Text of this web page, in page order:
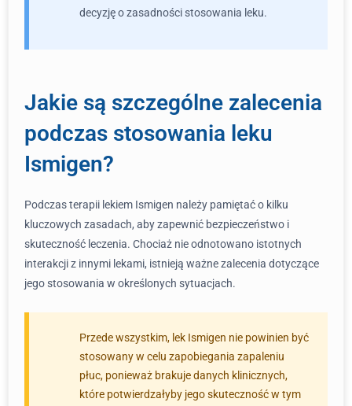
decyzję o zasadności stosowania leku.
Jakie są szczególne zalecenia
podczas stosowania leku
Ismigen?
Podczas terapii lekiem Ismigen należy pamiętać o kilku
kluczowych zasadach, aby zapewnić bezpieczeństwo i
skuteczność leczenia. Chociaż nie odnotowano istotnych
interakcji z innymi lekami, istnieją ważne zalecenia dotyczące
jego stosowania w określonych sytuacjach.
Przede wszystkim, lek Ismigen nie powinien być
stosowany w celu zapobiegania zapaleniu
płuc, ponieważ brakuje danych klinicznych,
które potwierdzałyby jego skuteczność w tym